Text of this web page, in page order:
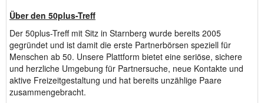
Über den 50plus-Treff
Der 50plus-Treff mit Sitz in Starnberg wurde bereits 2005
gegründet und ist damit die erste Partnerbörsen speziell für
Menschen ab 50. Unsere Plattform bietet eine seriöse, sichere
und herzliche Umgebung für Partnersuche, neue Kontakte und
aktive Freizeitgestaltung und hat bereits unzählige Paare
zusammengebracht.